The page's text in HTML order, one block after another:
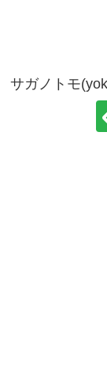
サガノトモ